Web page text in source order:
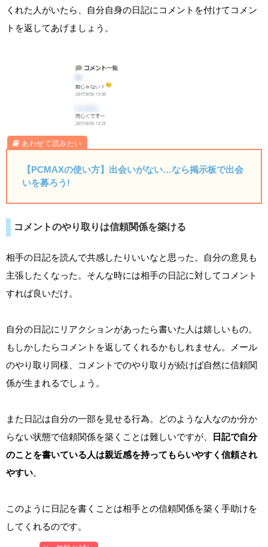
くれた人がいたら、自分自身の日記にコメントを付けてコメン
トを返してあげましょう。
【PCMAXの使い方】出会いがない…なら掲示板で出会
いを募ろう!
コメントのやり取りは信頼関係を築ける
相手の日記を読んで共感したりいいなと思った。自分の意見も
主張したくなった。そんな時には相手の日記に対してコメント
すれば良いだけ。
自分の日記にリアクションがあったら書いた人は嬉しいもの。
もしかしたらコメントを返してくれるかもしれません。メール
のやり取り同様、コメントでのやり取りが続けば自然に信頼関
係が生まれるでしょう。
また日記は自分の一部を見せる行為。どのような人なのか分か
らない状態で信頼関係を築くことは難しいですが、
日記で自分
のことを書いている人は親近感を持ってもらいやすく信頼され
やすい。
このように日記を書くことは相手との信頼関係を築く手助けを
してくれるのです。